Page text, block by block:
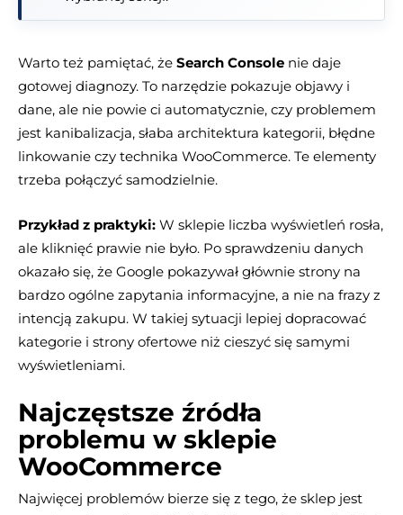
Warto też pamiętać, że Search Console nie daje
gotowej diagnozy. To narzędzie pokazuje objawy i
dane, ale nie powie ci automatycznie, czy problemem
jest kanibalizacja, słaba architektura kategorii, błędne
linkowanie czy technika WooCommerce. Te elementy
trzeba połączyć samodzielnie.
Przykład z praktyki: W sklepie liczba wyświetleń rosła,
ale kliknięć prawie nie było. Po sprawdzeniu danych
okazało się, że Google pokazywał głównie strony na
bardzo ogólne zapytania informacyjne, a nie na frazy z
intencją zakupu. W takiej sytuacji lepiej dopracować
kategorie i strony ofertowe niż cieszyć się samymi
wyświetleniami.
Najczęstsze źródła
problemu w sklepie
WooCommerce
Najwięcej problemów bierze się z tego, że sklep jest